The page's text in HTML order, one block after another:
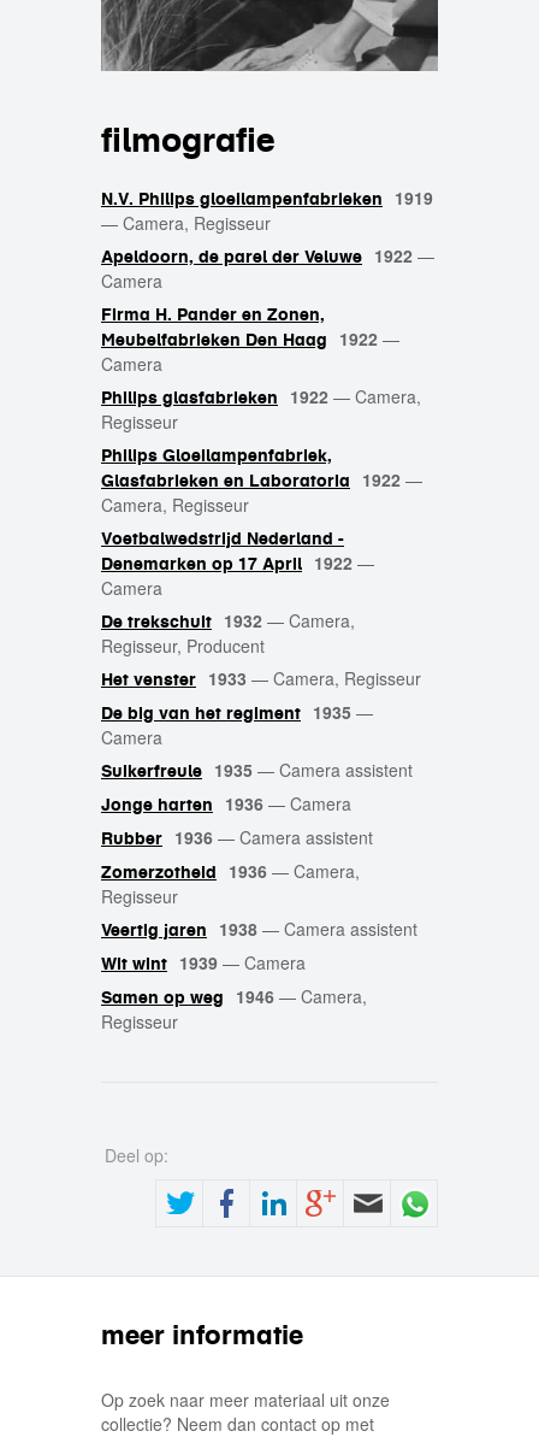
filmografie
N.V. Philips gloeilampenfabrieken
1919
— Camera, Regisseur
Apeldoorn, de parel der Veluwe 1922 —
Camera
Firma H. Pander en Zonen,
Meubelfabrieken Den Haag
1922 —
Camera
Philips glasfabrieken 1922 — Camera,
Regisseur
Philips Gloeilampenfabriek,
Glasfabrieken en Laboratoria
1922 —
Camera, Regisseur
Voetbalwedstrijd Nederland -
Denemarken op 17 April
1922 —
Camera
De trekschuit 1932 — Camera,
Regisseur, Producent
Het venster 1933 — Camera, Regisseur
De big van het regiment 1935 —
Camera
Suikerfreule 1935 — Camera assistent
Jonge harten 1936 — Camera
Rubber 1936 — Camera assistent
Zomerzotheid 1936 — Camera,
Regisseur
Veertig jaren 1938 — Camera assistent
Wit wint 1939 — Camera
Samen op weg 1946 — Camera,
Regisseur
Deel op:
meer informatie
Op zoek naar meer materiaal uit onze
collectie? Neem dan contact op met